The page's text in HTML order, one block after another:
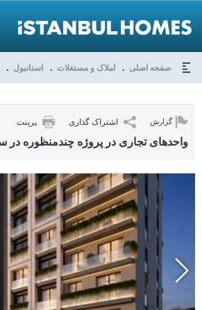
صفحه اصلی املاک و مستغلات استانبول
گزارش اشتراک گذاری پرینت
واحدهای تجاری در پروژه چندمنظوره در